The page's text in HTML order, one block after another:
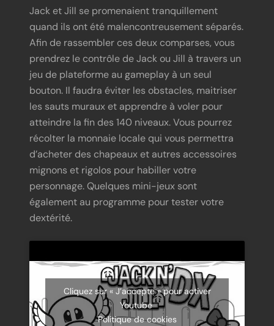
Jack et Jill se promenaient tranquillement
quand ils ont été malencontreusement séparés.
Afin de rassembler ces deux comparses, vous
prendrez le contrôle de Jack ou Jill à travers un
jeu de plateforme au gameplay à un seul
bouton. Il faudra éviter les obstacles, maitriser
les sauts muraux et apprendre à voler pour
atteindre la fin des 140 niveaux. Vous pourrez
récolter la monnaie locale qui vous permettra
d’acheter des chapeaux et autres accessoires
mignons et rigolos pour habiller votre
personnage. Quelques mini-jeux sont
également au programme pour tester votre
dextérité.
Cliquez sur « J’accepte » pour activer
Youtube
Politique de cookies